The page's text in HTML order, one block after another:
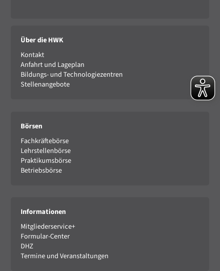
Über die HWK
Kontakt
Anfahrt und Lageplan
Bildungs- und Technologiezentren
Stellenangebote
Börsen
Fachkräftebörse
Lehrstellenbörse
Praktikumsbörse
Betriebsbörse
Informationen
Mitgliederservice+
Formular-Center
DHZ
Termine und Veranstaltungen